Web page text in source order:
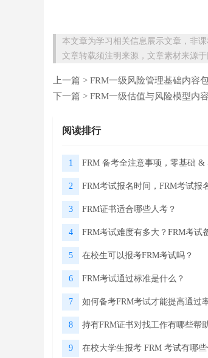
本文章为学习相关信息展示文章，非
文章转载须注明来源，文章素材来源
上一篇 > FRM一级风险管理基础内容
下一篇 > FRM一级估值与风险模型内
阅读排行
1 FRM 备考全注意事项，零基础 &
2 FRM考试报名时间，FRM考试报
3 FRM证书适合哪些人考？
4 FRM考试难度有多大？FRM考试
5 在校生可以报考FRM考试吗？
6 FRM考试通过标准是什么？
7 如何备考FRM考试才能提高通过
8 持有FRM证书对找工作有哪些帮
9 在校大学生报考 FRM 考试有哪些